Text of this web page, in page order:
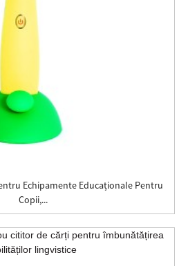
Echipamente Educaționale Pentru
Copii,...